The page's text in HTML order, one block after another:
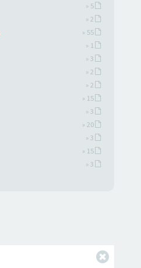
» 5
» 2
» 55
» 1
» 3
» 2
» 2
» 15
» 3
» 20
» 3
» 15
» 3